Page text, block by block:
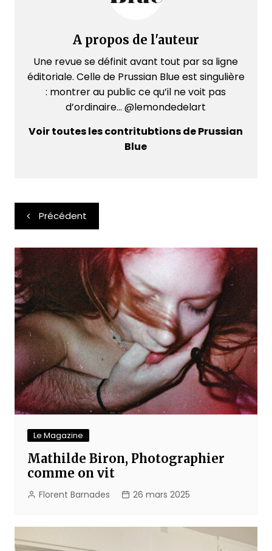
A propos de l'auteur
Une revue se définit avant tout par sa ligne
éditoriale. Celle de Prussian Blue est singulière
: montrer au public ce qu’il ne voit pas
d’ordinaire... @lemondedelart
Voir toutes les contritubtions de Prussian
Blue
Navigation
de
l’article
Précédent
Le Magazine
Mathilde Biron, Photographier
comme on vit
Florent Barnades 26 mars 2025